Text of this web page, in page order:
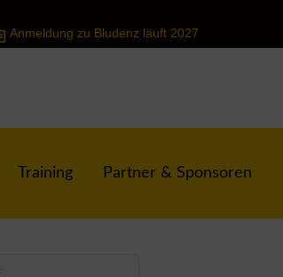
Anmeldung zu Bludenz läuft 2027
Training Partner & Sponsoren